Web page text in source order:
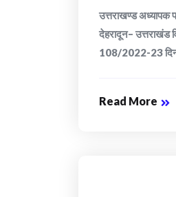
उत्तराखण्ड अध्यापक
देहरादून– उत्तराखंड
108/2022-23
Read More